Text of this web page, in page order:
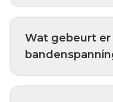
Wat gebeurt er